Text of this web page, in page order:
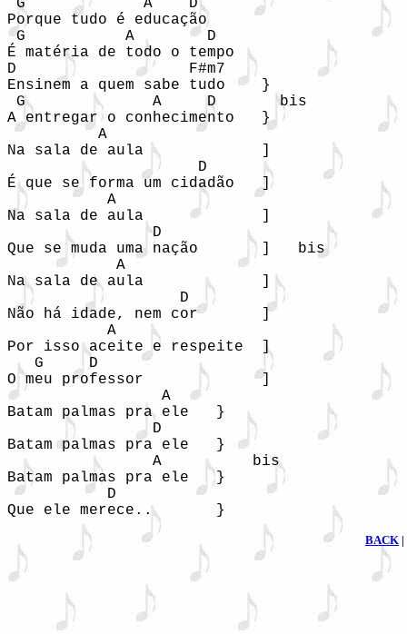
G             A    D
Porque tudo é educação
G           A        D
É matéria de todo o tempo
D                   F#m7
Ensinem a quem sabe tudo    }
G              A     D       bis
A entregar o conhecimento   }
          A
Na sala de aula             ]
                     D
É que se forma um cidadão   ]
           A
Na sala de aula             ]
                D
Que se muda uma nação       ]   bis
            A
Na sala de aula             ]
                   D
Não há idade, nem cor       ]
           A
Por isso aceite e respeite  ]
   G     D
O meu professor             ]
                 A
Batam palmas pra ele   }
                D
Batam palmas pra ele   }
                A          bis
Batam palmas pra ele   }
           D
Que ele merece..       }
BACK |